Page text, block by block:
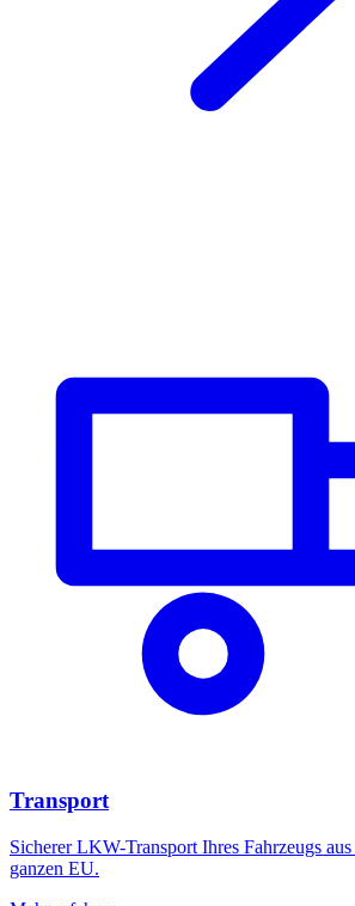
Transport
Sicherer LKW-Transport Ihres Fahrzeugs
ganzen EU.